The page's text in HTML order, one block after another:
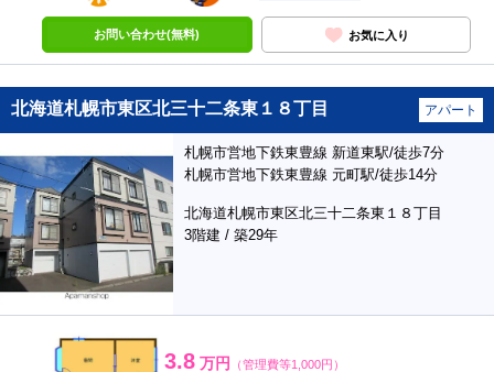
お問い合わせ(無料) お気に入り
北海道札幌市東区北三十二条東１８丁目 アパート
札幌市営地下鉄東豊線 新道東駅/徒歩7分
札幌市営地下鉄東豊線 元町駅/徒歩14分
北海道札幌市東区北三十二条東１８丁目
3階建 / 築29年
3.8 万円 （管理費等1,000円）